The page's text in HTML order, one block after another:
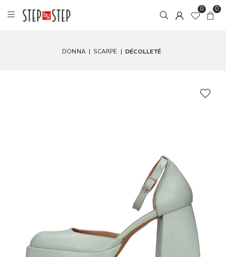
0 0
DONNA | SCARPE | DÉCOLLETÉ